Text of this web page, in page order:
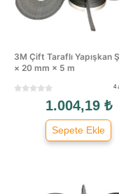
3M Çift Taraflı Yapışkan
× 20 mm × 5 m
4
1.004,19 ₺
Sepete Ekle